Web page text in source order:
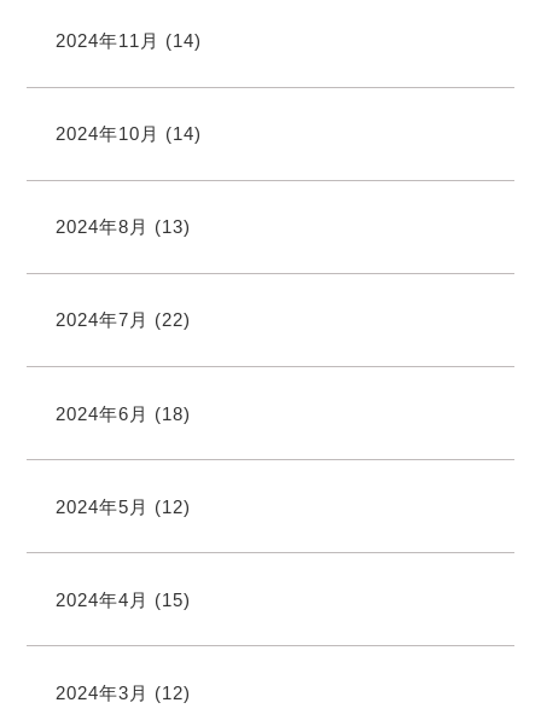
2024年11月 (14)
2024年10月 (14)
2024年8月 (13)
2024年7月 (22)
2024年6月 (18)
2024年5月 (12)
2024年4月 (15)
2024年3月 (12)